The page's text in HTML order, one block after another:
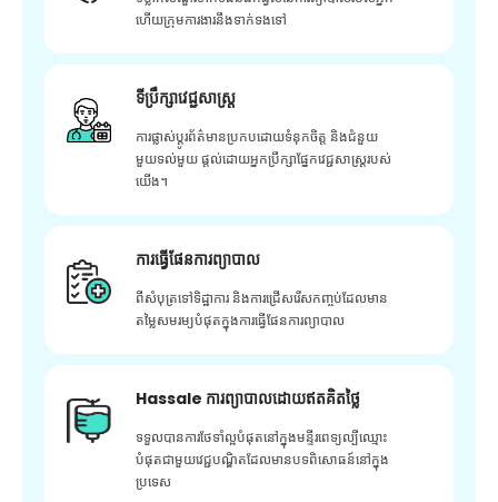
ហើយក្រុមការងារនឹងទាក់ទងទៅ
ទីប្រឹក្សាវេជ្ជសាស្ត្រ
ការផ្លាស់ប្តូរព័ត៌មានប្រកបដោយទំនុកចិត្ត និងជំនួយ
មួយទល់មួយ ផ្តល់ដោយអ្នកប្រឹក្សាផ្នែកវេជ្ជសាស្រ្តរបស់
យើង។
ការធ្វើផែនការព្យាបាល
ពីសំបុត្រទៅទិដ្ឋាការ និងការជ្រើសរើសកញ្ចប់ដែលមាន
តម្លៃសមរម្យបំផុតក្នុងការធ្វើផែនការព្យាបាល
Hassale ការព្យាបាលដោយឥតគិតថ្លៃ
ទទួលបានការថែទាំល្អបំផុតនៅក្នុងមន្ទីរពេទ្យល្បីឈ្មោះ
បំផុតជាមួយវេជ្ជបណ្ឌិតដែលមានបទពិសោធន៍នៅក្នុង
ប្រទេស